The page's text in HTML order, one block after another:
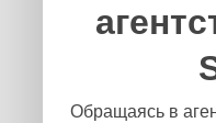
Обращаясь в